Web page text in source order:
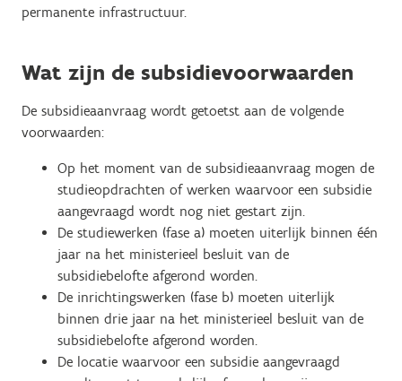
permanente infrastructuur.
Wat zijn de subsidievoorwaarden
De subsidieaanvraag wordt getoetst aan de volgende
voorwaarden:
Op het moment van de subsidieaanvraag mogen de
studieopdrachten of werken waarvoor een subsidie
aangevraagd wordt nog niet gestart zijn.
De studiewerken (fase a) moeten uiterlijk binnen één
jaar na het ministerieel besluit van de
subsidiebelofte afgerond worden.
De inrichtingswerken (fase b) moeten uiterlijk
binnen drie jaar na het ministerieel besluit van de
subsidiebelofte afgerond worden.
De locatie waarvoor een subsidie aangevraagd